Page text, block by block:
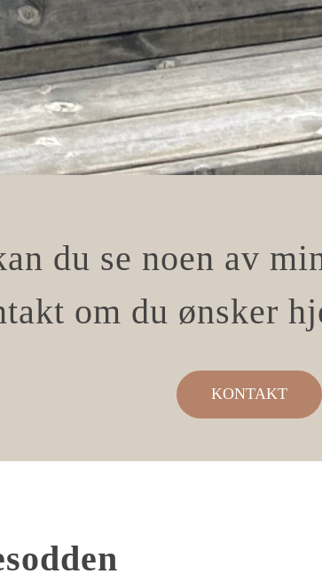
du se noen av
om du ønsker
KONTAKT